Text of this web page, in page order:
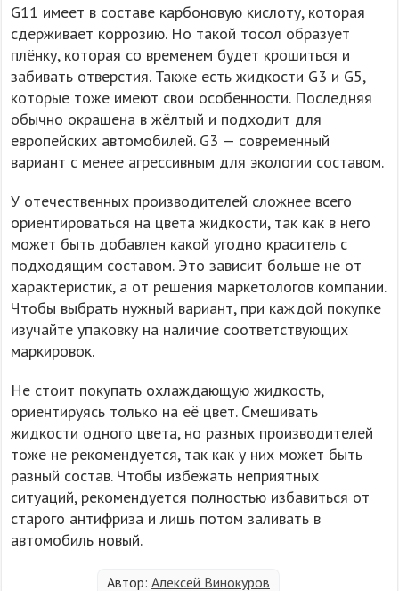
G11 имеет в составе карбоновую кислоту, которая
сдерживает коррозию. Но такой тосол образует
плёнку, которая со временем будет крошиться и
забивать отверстия. Также есть жидкости G3 и G5,
которые тоже имеют свои особенности. Последняя
обычно окрашена в жёлтый и подходит для
европейских автомобилей. G3 — современный
вариант с менее агрессивным для экологии составом.
У отечественных производителей сложнее всего
ориентироваться на цвета жидкости, так как в него
может быть добавлен какой угодно краситель с
подходящим составом. Это зависит больше не от
характеристик, а от решения маркетологов компании.
Чтобы выбрать нужный вариант, при каждой покупке
изучайте упаковку на наличие соответствующих
маркировок.
Не стоит покупать охлаждающую жидкость,
ориентируясь только на её цвет. Смешивать
жидкости одного цвета, но разных производителей
тоже не рекомендуется, так как у них может быть
разный состав. Чтобы избежать неприятных
ситуаций, рекомендуется полностью избавиться от
старого антифриза и лишь потом заливать в
автомобиль новый.
Автор: Алексей Винокуров